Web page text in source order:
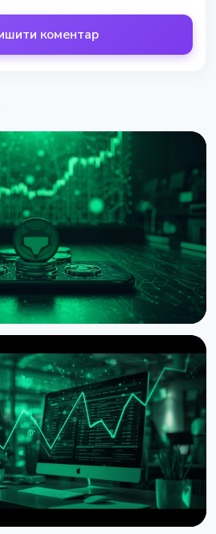
коментар
AI-гаманець Agent Wallet